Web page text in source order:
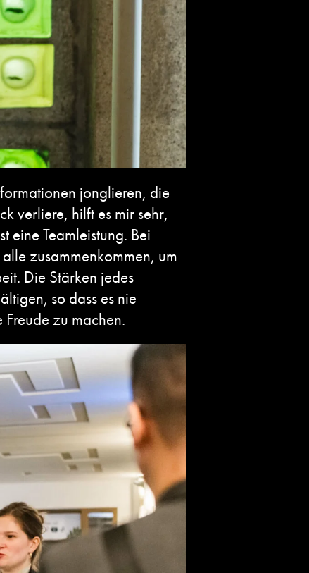
jonglieren, die
verliere, hilft es mir sehr,
eine Teamleistung. Bei
zusammenkommen, um
Die Stärken jedes
so dass es nie
zu machen.